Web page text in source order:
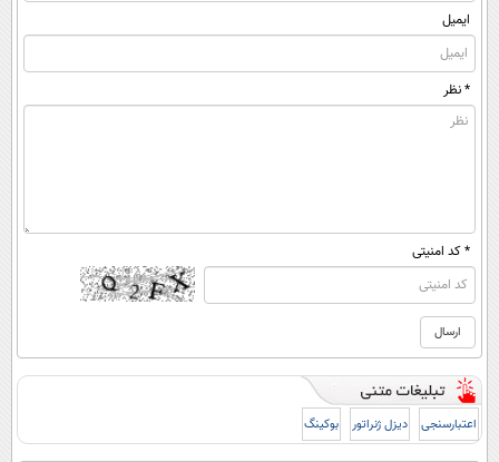
ایمیل
* نظر
* کد امنیتی
اعتبارسنجی دیزل ژنراتور بوکینگ